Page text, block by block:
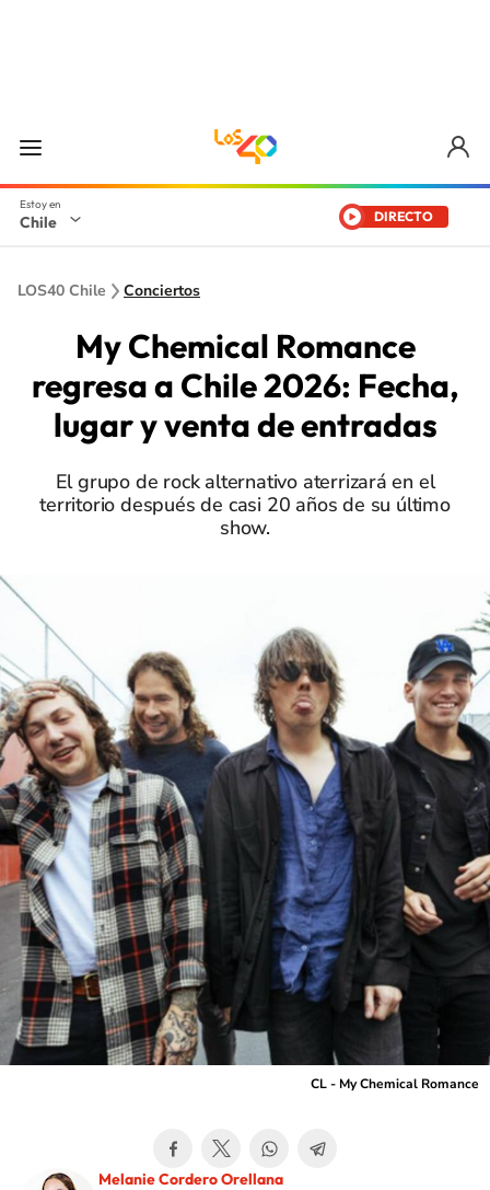
Chile DIRECTO
LOS40 Chile Conciertos
My Chemical Romance
regresa a Chile 2026: Fecha,
lugar y venta de entradas
El grupo de rock alternativo aterrizará en el
territorio después de casi 20 años de su último
show.
CL - My Chemical Romance
Melanie Cordero Orellana